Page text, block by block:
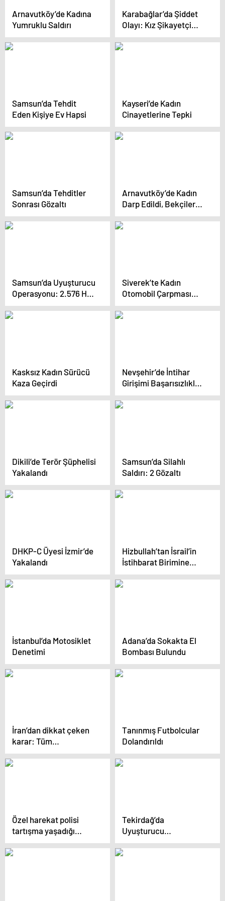
Arnavutköy’de Kadına
Yumruklu Saldırı
Karabağlar’da Şiddet
Olayı: Kız Şikayetçi
Olmadı
Samsun’da Tehdit
Eden Kişiye Ev Hapsi
Kayseri’de Kadın
Cinayetlerine Tepki
Samsun’da Tehditler
Sonrası Gözaltı
Arnavutköy’de Kadın
Darp Edildi, Bekçiler
Kurtardı
Samsun’da Uyuşturucu
Operasyonu: 2.576 Hap
Ele Geçirildi
Siverek’te Kadın
Otomobil Çarpması
Sonucu Hayatını
Kaybetti
Kasksız Kadın Sürücü
Kaza Geçirdi
Nevşehir’de İntihar
Girişimi Başarısızlıkla
Sonuçlandı
Dikili’de Terör Şüphelisi
Yakalandı
Samsun’da Silahlı
Saldırı: 2 Gözaltı
DHKP-C Üyesi İzmir’de
Yakalandı
Hizbullah’tan İsrail’in
İstihbarat Birimine
Füze Saldırısı
İstanbul’da Motosiklet
Denetimi
Adana’da Sokakta El
Bombası Bulundu
İran’dan dikkat çeken
karar: Tüm
kısıtlamaları kaldırdık
Tanınmış Futbolcular
Dolandırıldı
Özel harekat polisi
tartışma yaşadığı
akaryakıt istasyonu
çalışanına dehşeti
Tekirdağ’da
Uyuşturucu
Operasyonu